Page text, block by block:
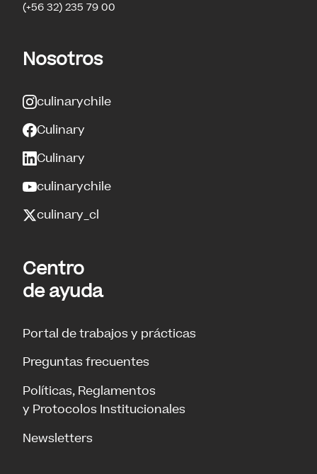
(+56 32) 235 79 00
Nosotros
culinarychile
Culinary
Culinary
culinarychile
culinary_cl
Centro
de ayuda
Portal de trabajos y prácticas
Preguntas frecuentes
Políticas, Reglamentos
y Protocolos Institucionales
Newsletters